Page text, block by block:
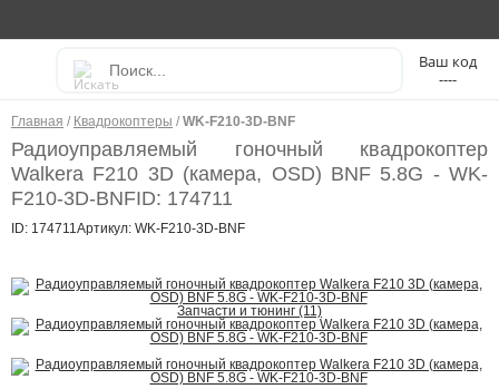
----
Главная / Квадрокоптеры / WK-F210-3D-BNF
Радиоуправляемый гоночный квадрокоптер
Walkera F210 3D (камера, OSD) BNF 5.8G - WK-
F210-3D-BNFID: 174711
ID: 174711Артикул: WK-F210-3D-BNF
Запчасти и тюнинг (11)